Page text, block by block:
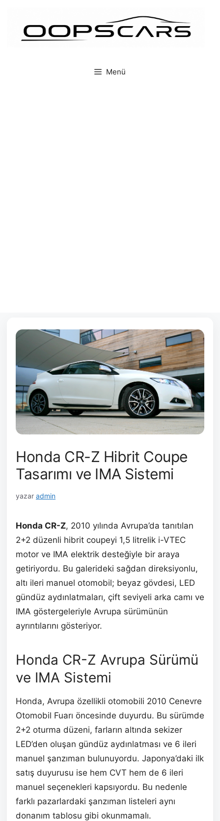
Menü
Honda CR-Z Hibrit Coupe
Tasarımı ve IMA Sistemi
yazar admin
Honda CR-Z, 2010 yılında Avrupa’da tanıtılan
2+2 düzenli hibrit coupeyi 1,5 litrelik i-VTEC
motor ve IMA elektrik desteğiyle bir araya
getiriyordu. Bu galerideki sağdan direksiyonlu,
altı ileri manuel otomobil; beyaz gövdesi, LED
gündüz aydınlatmaları, çift seviyeli arka camı ve
IMA göstergeleriyle Avrupa sürümünün
ayrıntılarını gösteriyor.
Honda CR-Z Avrupa Sürümü
ve IMA Sistemi
Honda, Avrupa özellikli otomobili 2010 Cenevre
Otomobil Fuarı öncesinde duyurdu. Bu sürümde
2+2 oturma düzeni, farların altında sekizer
LED’den oluşan gündüz aydınlatması ve 6 ileri
manuel şanzıman bulunuyordu. Japonya’daki ilk
satış duyurusu ise hem CVT hem de 6 ileri
manuel seçenekleri kapsıyordu. Bu nedenle
farklı pazarlardaki şanzıman listeleri aynı
donanım tablosu gibi okunmamalı.